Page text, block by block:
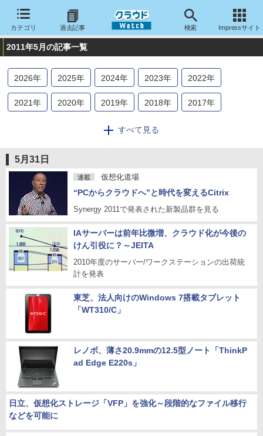
カテゴリ 過去記事 検索 Impressサイト
2011年5月の記事一覧
2026年 2025年 2024年 2023年 2022年
2021年 2020年 2019年 2018年 2017年
2014年 2013
2006年 年 2004年
すべて見る
5月31日
連載 仮想化道場
“PCからクラウドへ”と時代を変えるCitrix
Synergy 2011で発表された新製品群を見る
IAサーバーは前年比微増、クラウド化が今後の
けん引役に？～JEITA
2010年度のサーバー/ワークステーションの出荷統
計を発表
東芝、法人向けのWindows 7搭載タブレット
「WT310/C」
レノボ、薄さ20.9mmの12.5型ノート「ThinkP
ad Edge E220s」
日立、仮想化ストレージ「VFP」を強化～段階的なファイル移行
などを可能に